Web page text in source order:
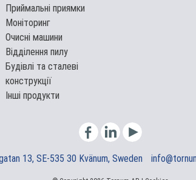
Приймальні приямки
Моніторинг
Очисні машини
Відділення пилу
Будівлі та сталеві
конструкції
Інші продукти
13, SE-535 30 Kvänum, Sweden